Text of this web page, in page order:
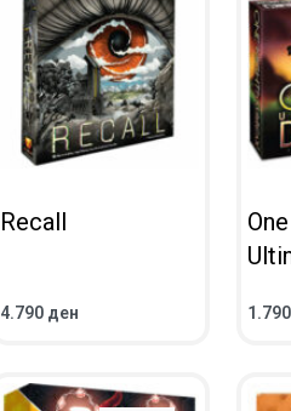
Recall
4.790 ден
ВО КОШНИЧКА
1.790
ВО